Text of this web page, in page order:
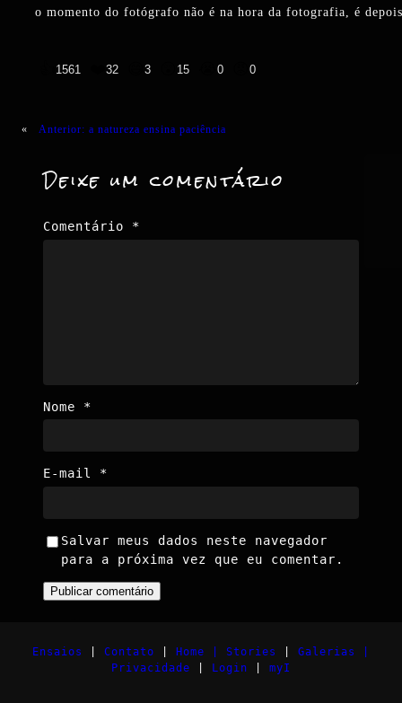
o momento do fotógrafo não é na hora da fotografia, é
1561 32 3 15 0 0
« Anterior: a natureza ensina paciência
Deixe um comentário
Comentário *
Nome *
E-mail *
Salvar meus dados neste navegador
para a próxima vez que eu comentar.
Ensaios Contato Home | Stories
Galerias |
Privacidade
Login myI